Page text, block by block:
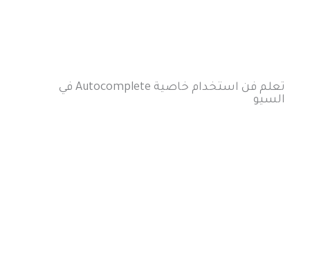
تعلم فن استخدام خاصية Autocomplete في
السيو